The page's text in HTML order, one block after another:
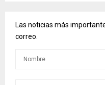
Las noticias más
correo.